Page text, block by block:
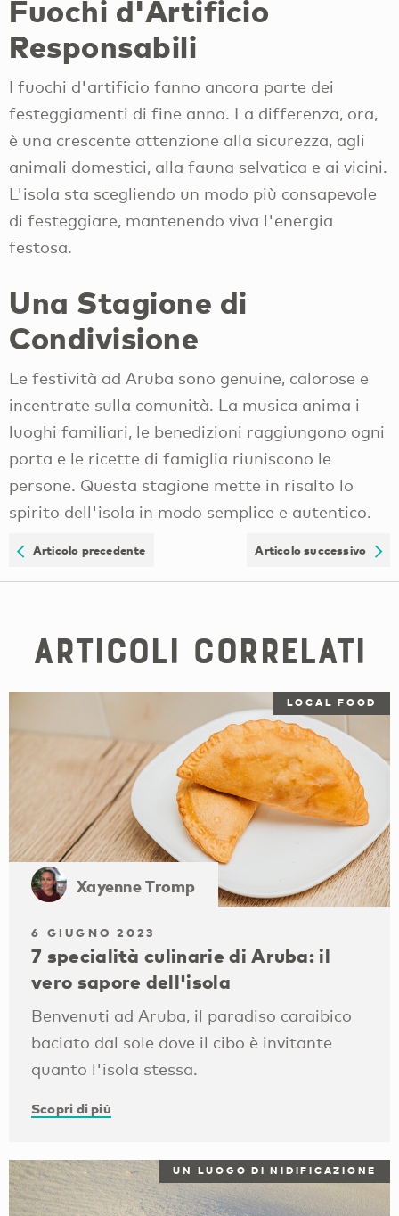
Fuochi d'Artificio
Responsabili
I fuochi d'artificio fanno ancora parte dei
festeggiamenti di fine anno. La differenza, ora,
è una crescente attenzione alla sicurezza, agli
animali domestici, alla fauna selvatica e ai vicini.
L'isola sta scegliendo un modo più consapevole
di festeggiare, mantenendo viva l'energia
festosa.
Una Stagione di
Condivisione
Le festività ad Aruba sono genuine, calorose e
incentrate sulla comunità. La musica anima i
luoghi familiari, le benedizioni raggiungono ogni
porta e le ricette di famiglia riuniscono le
persone. Questa stagione mette in risalto lo
spirito dell'isola in modo semplice e autentico.
Articolo precedente Articolo successivo
Articoli correlati
LOCAL FOOD
Xayenne Tromp
6 GIUGNO 2023
7 specialità culinarie di Aruba: il
vero sapore dell'isola
Benvenuti ad Aruba, il paradiso caraibico
baciato dal sole dove il cibo è invitante
quanto l'isola stessa.
Scopri di più
UN LUOGO DI NIDIFICAZIONE